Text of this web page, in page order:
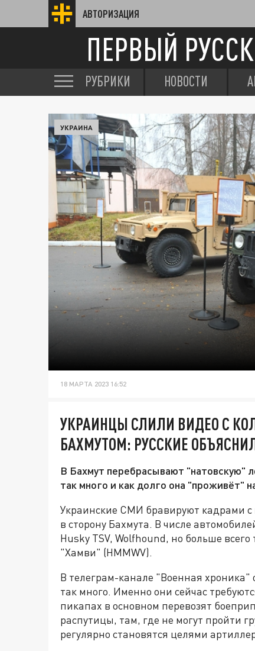
АВТОРИЗАЦИЯ
ПЕРВЫЙ
РУБРИКИ НОВОСТИ
УКРАИНА
18 МАРТА 2023 16:52
УКРАИНЦЫ СЛИЛИ ВИДЕО С
БАХМУТОМ: РУССКИЕ
В Бахмут перебрасывают "натовскую"
так много и как долго она "проживёт"
Украинские СМИ бравируют кадрами с
в сторону Бахмута. В числе
Husky TSV, Wolfhound, но больше
"Хамви" (HMMWV).
В телеграм-канале "Военная
так много. Именно они сейчас
пикапах в основном перевозят
распутицы, там, где не могут пройти
регулярно становятся целями